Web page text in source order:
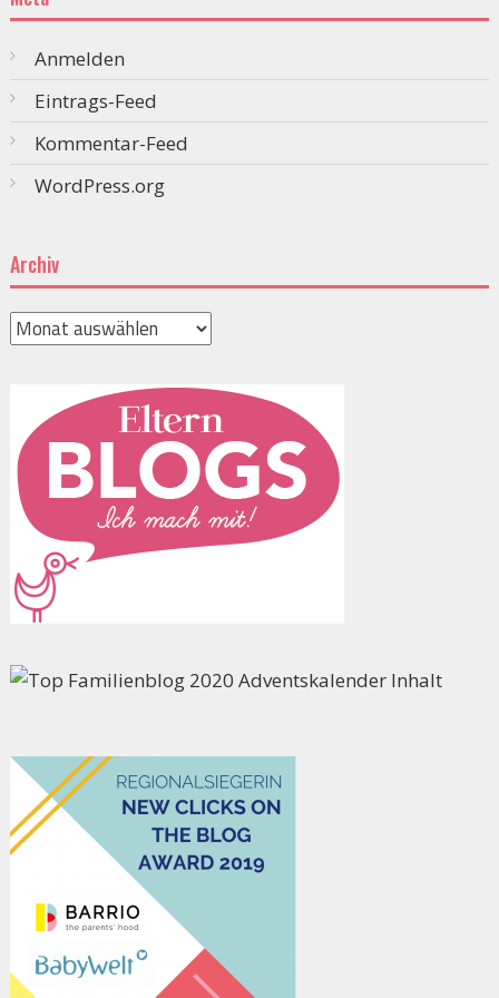
Anmelden
Eintrags-Feed
Kommentar-Feed
WordPress.org
Archiv
Archiv